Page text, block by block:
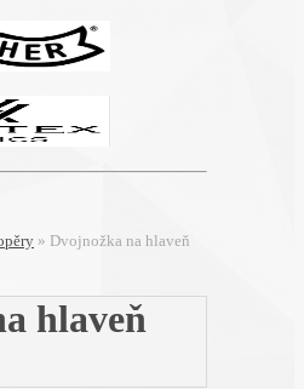
» Dvojnožka na hlaveň
hlaveň